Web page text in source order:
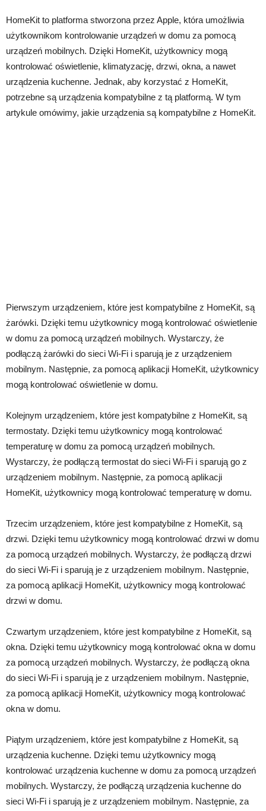
HomeKit to platforma stworzona przez Apple, która umożliwia
użytkownikom kontrolowanie urządzeń w domu za pomocą
urządzeń mobilnych. Dzięki HomeKit, użytkownicy mogą
kontrolować oświetlenie, klimatyzację, drzwi, okna, a nawet
urządzenia kuchenne. Jednak, aby korzystać z HomeKit,
potrzebne są urządzenia kompatybilne z tą platformą. W tym
artykule omówimy, jakie urządzenia są kompatybilne z HomeKit.
Pierwszym urządzeniem, które jest kompatybilne z HomeKit, są
żarówki. Dzięki temu użytkownicy mogą kontrolować oświetlenie
w domu za pomocą urządzeń mobilnych. Wystarczy, że
podłączą żarówki do sieci Wi-Fi i sparują je z urządzeniem
mobilnym. Następnie, za pomocą aplikacji HomeKit, użytkownicy
mogą kontrolować oświetlenie w domu.
Kolejnym urządzeniem, które jest kompatybilne z HomeKit, są
termostaty. Dzięki temu użytkownicy mogą kontrolować
temperaturę w domu za pomocą urządzeń mobilnych.
Wystarczy, że podłączą termostat do sieci Wi-Fi i sparują go z
urządzeniem mobilnym. Następnie, za pomocą aplikacji
HomeKit, użytkownicy mogą kontrolować temperaturę w domu.
Trzecim urządzeniem, które jest kompatybilne z HomeKit, są
drzwi. Dzięki temu użytkownicy mogą kontrolować drzwi w domu
za pomocą urządzeń mobilnych. Wystarczy, że podłączą drzwi
do sieci Wi-Fi i sparują je z urządzeniem mobilnym. Następnie,
za pomocą aplikacji HomeKit, użytkownicy mogą kontrolować
drzwi w domu.
Czwartym urządzeniem, które jest kompatybilne z HomeKit, są
okna. Dzięki temu użytkownicy mogą kontrolować okna w domu
za pomocą urządzeń mobilnych. Wystarczy, że podłączą okna
do sieci Wi-Fi i sparują je z urządzeniem mobilnym. Następnie,
za pomocą aplikacji HomeKit, użytkownicy mogą kontrolować
okna w domu.
Piątym urządzeniem, które jest kompatybilne z HomeKit, są
urządzenia kuchenne. Dzięki temu użytkownicy mogą
kontrolować urządzenia kuchenne w domu za pomocą urządzeń
mobilnych. Wystarczy, że podłączą urządzenia kuchenne do
sieci Wi-Fi i sparują je z urządzeniem mobilnym. Następnie, za